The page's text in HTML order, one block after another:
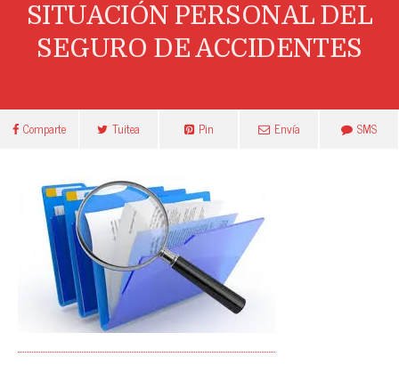
SITUACIÓN PERSONAL DEL
SEGURO DE ACCIDENTES
Comparte Tuitea Pin Envía SMS